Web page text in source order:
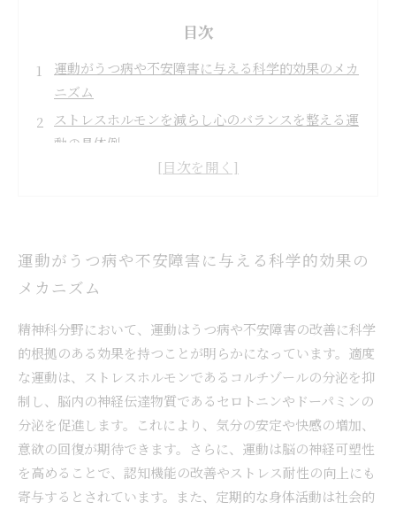
目次
運動がうつ病や不安障害に与える科学的効果のメカ
ニズム
ストレスホルモンを減らし心のバランスを整える運
動の具体例
身体活動がもたらす自信と社会参加の促進効果につ
運動不足が招くメンタルヘルスの悪化とは？そのリ
スクを理解しよう
精神科治療の新たな補完手段としての運動療法の未
来展望
運動がうつ病や不安障害に与える科学的効果の
メカニズム
精神科分野において、運動はうつ病や不安障害の改善に科学
的根拠のある効果を持つことが明らかになっています。適度
な運動は、ストレスホルモンであるコルチゾールの分泌を抑
制し、脳内の神経伝達物質であるセロトニンやドーパミンの
分泌を促進します。これにより、気分の安定や快感の増加、
意欲の回復が期待できます。さらに、運動は脳の神経可塑性
を高めることで、認知機能の改善やストレス耐性の向上にも
寄与するとされています。また、定期的な身体活動は社会的